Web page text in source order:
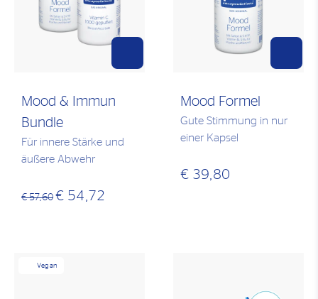
Mood & Immun
Bundle
Für innere Stärke und
äußere Abwehr
€ 57,60 € 54,72
Mood Formel
Gute Stimmung in nur
einer Kapsel
€ 39,80
Vegan